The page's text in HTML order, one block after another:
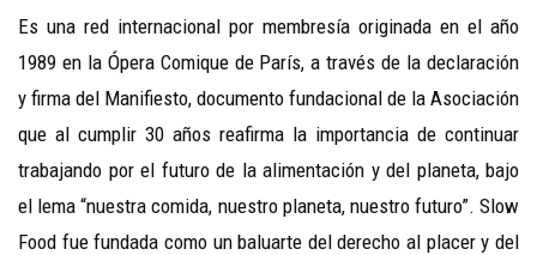
Es una red internacional por membresía originada en el año
1989 en la Ópera Comique de París, a través de la declaración
y firma del Manifiesto, documento fundacional de la Asociación
que al cumplir 30 años reafirma la importancia de continuar
trabajando por el futuro de la alimentación y del planeta, bajo
el lema “nuestra comida, nuestro planeta, nuestro futuro”. Slow
Food fue fundada como un baluarte del derecho al placer y del